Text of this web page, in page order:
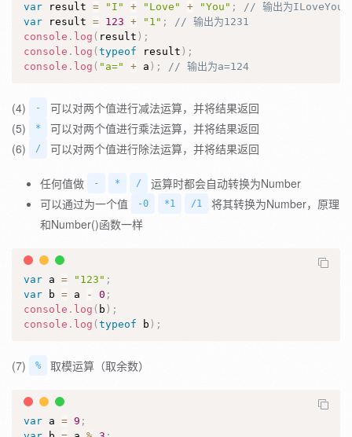
var result = "I" + "Love" + "You" ;
// 输出为ILoveYou
var result = 123 + "1" ;
// 输出为1231
console . log ( result ) ;
console . log ( typeof result ) ;
console . log ( "a=" + a ) ; // 输出为a=124
(4) -
可以对两个值进行减法运算，并将结果返回
(5)
*
可以对两个值进行乘法运算，并将结果返回
(6)
/ 可以对两个值进行除法运算，并将结果返回
任何值做 - * /
运算时都会自动转换为Number
可以通过为一个值
-0 *1 /1
将其转换为Number，原理
和Number()函数一样
var a = "123" ;
var b = a - 0 ;
console . log ( b ) ;
console . log ( typeof b ) ;
(7) % 取模运算（取余数）
var a = 9 ;